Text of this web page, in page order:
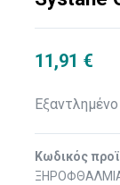
11,91 €
Εξαντλημένο
Κωδικός